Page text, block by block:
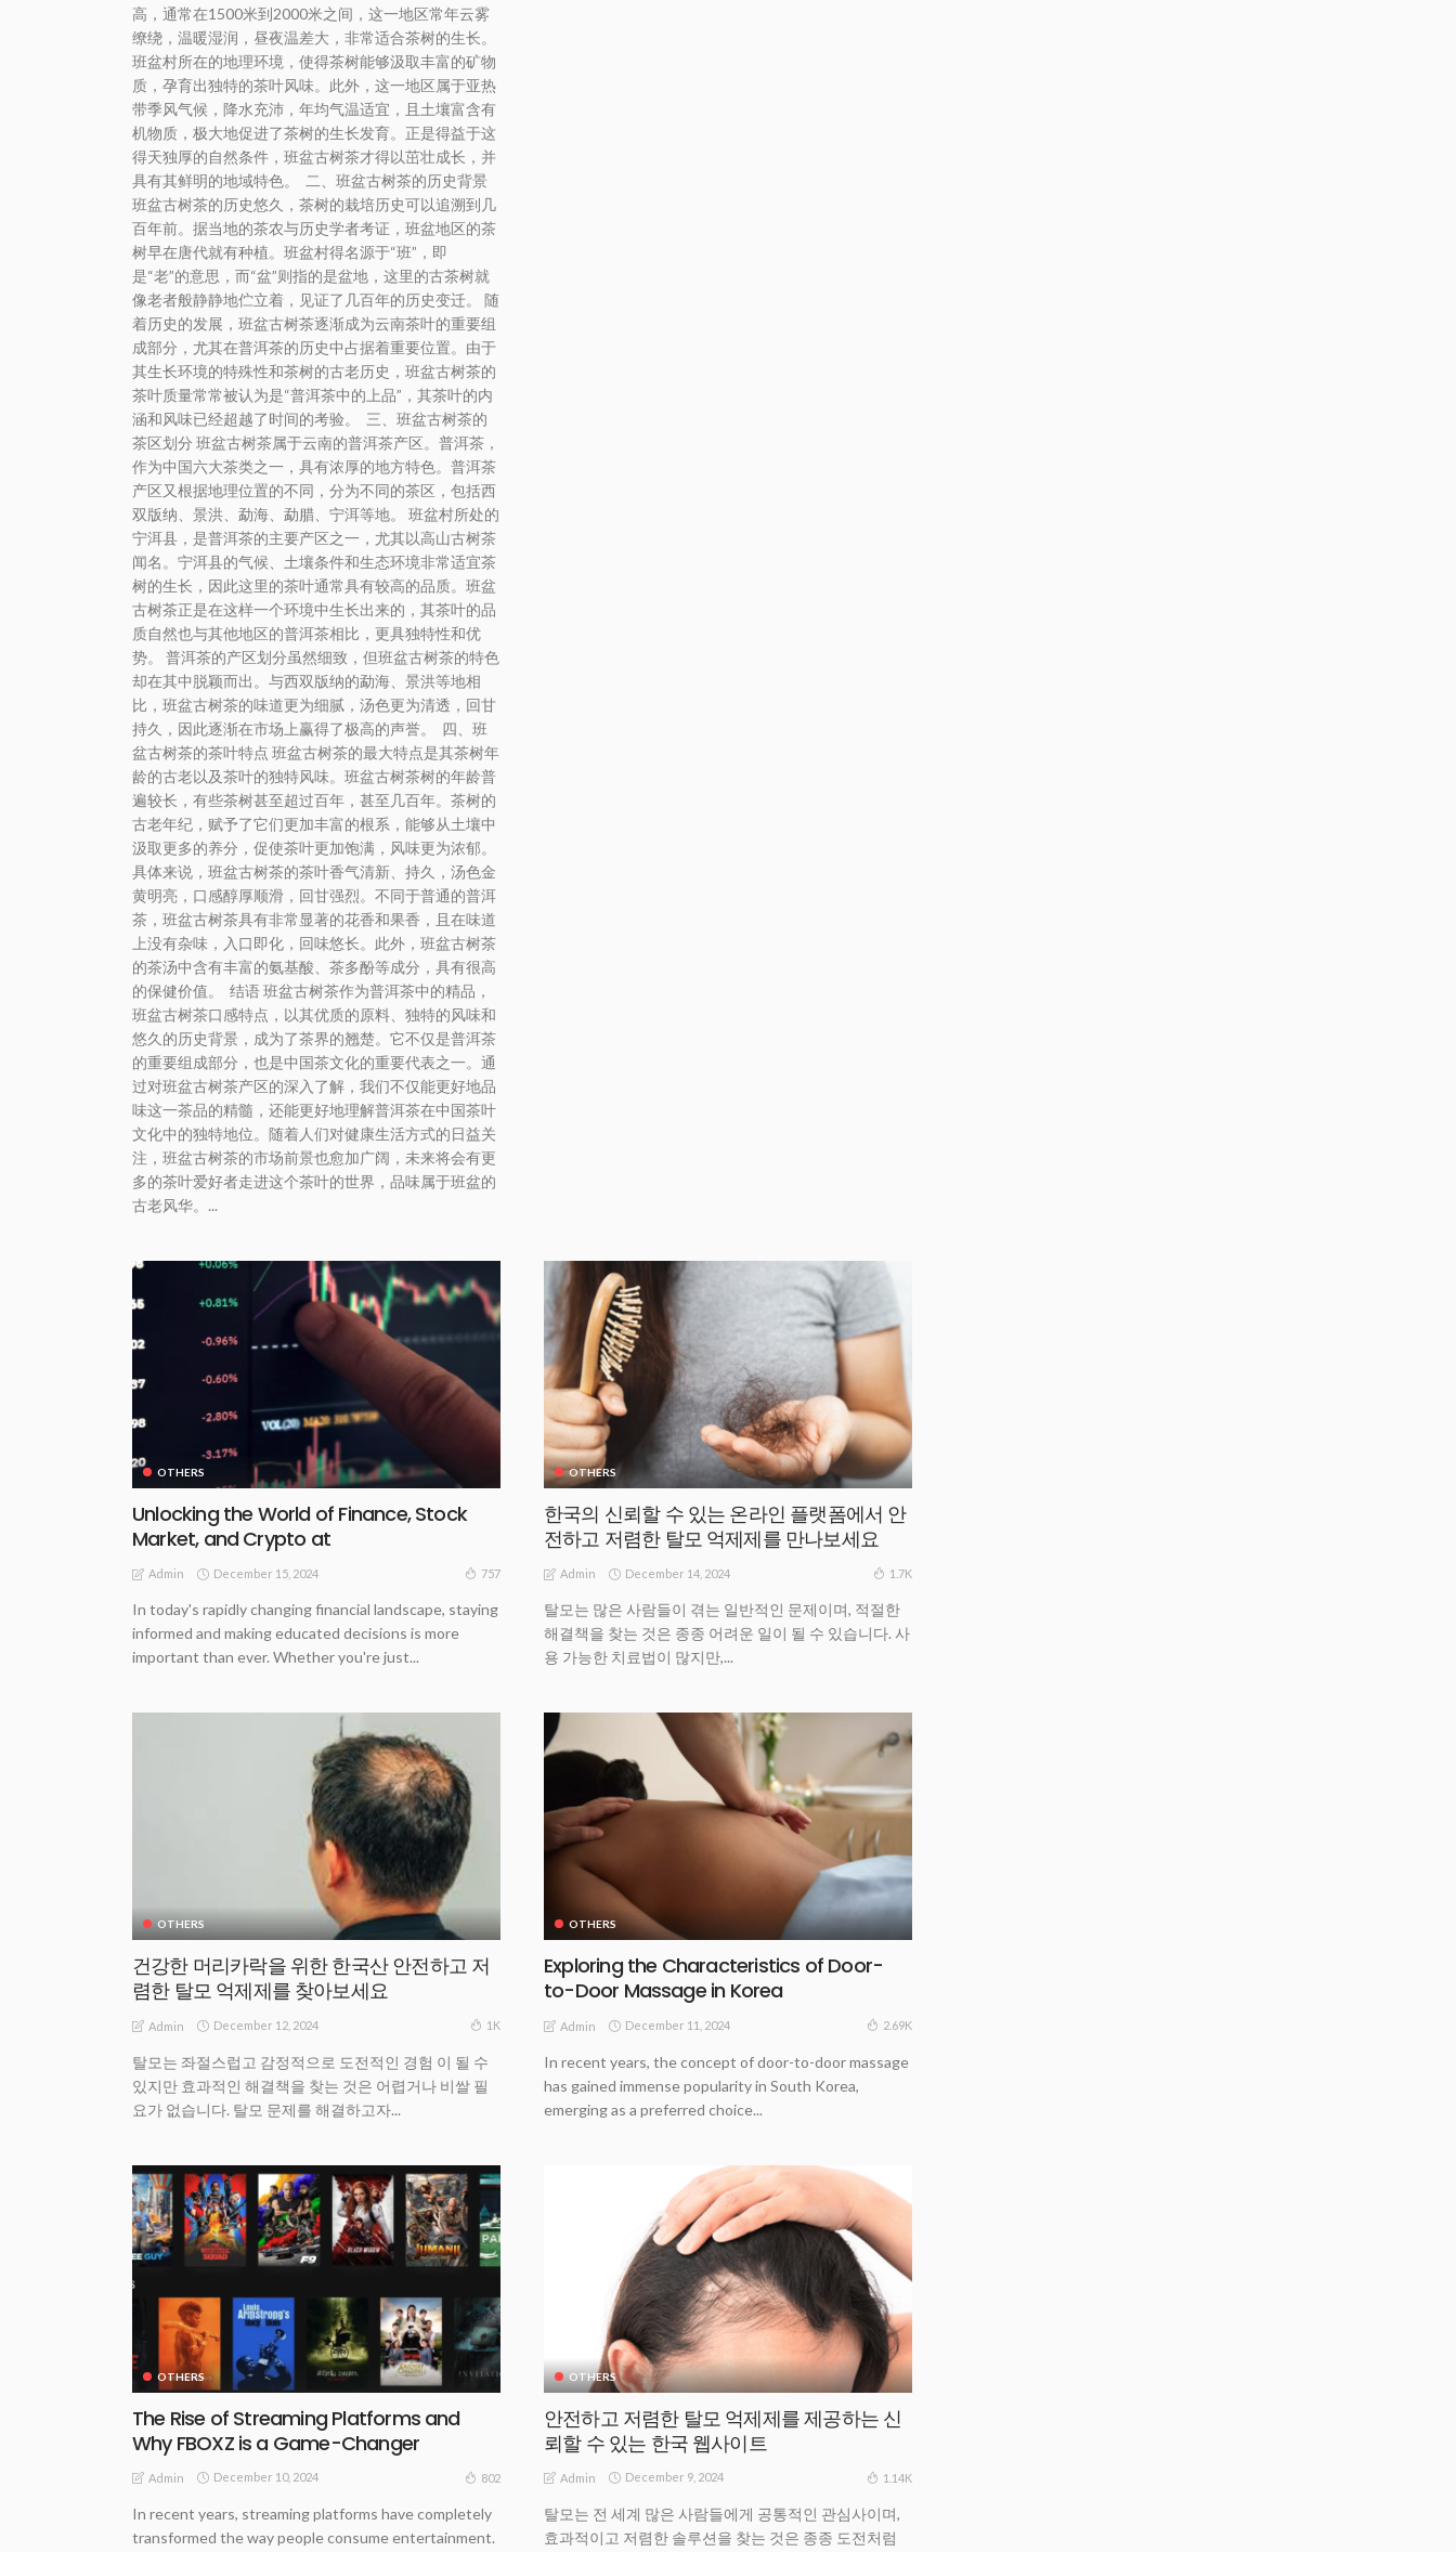
高，通常在1500米到2000米之间，这一地区常年云雾
缭绕，温暖湿润，昼夜温差大，非常适合茶树的生长。
班盆村所在的地理环境，使得茶树能够汲取丰富的矿物
质，孕育出独特的茶叶风味。此外，这一地区属于亚热
带季风气候，降水充沛，年均气温适宜，且土壤富含有
机物质，极大地促进了茶树的生长发育。正是得益于这
得天独厚的自然条件，班盆古树茶才得以茁壮成长，并
具有其鲜明的地域特色。 二、班盆古树茶的历史背景
班盆古树茶的历史悠久，茶树的栽培历史可以追溯到几
百年前。据当地的茶农与历史学者考证，班盆地区的茶
树早在唐代就有种植。班盆村得名源于“班”，即
是“老”的意思，而“盆”则指的是盆地，这里的古茶树就
像老者般静静地伫立着，见证了几百年的历史变迁。 随
着历史的发展，班盆古树茶逐渐成为云南茶叶的重要组
成部分，尤其在普洱茶的历史中占据着重要位置。由于
其生长环境的特殊性和茶树的古老历史，班盆古树茶的
茶叶质量常常被认为是“普洱茶中的上品”，其茶叶的内
涵和风味已经超越了时间的考验。 三、班盆古树茶的
茶区划分 班盆古树茶属于云南的普洱茶产区。普洱茶，
作为中国六大茶类之一，具有浓厚的地方特色。普洱茶
产区又根据地理位置的不同，分为不同的茶区，包括西
双版纳、景洪、勐海、勐腊、宁洱等地。 班盆村所处的
宁洱县，是普洱茶的主要产区之一，尤其以高山古树茶
闻名。宁洱县的气候、土壤条件和生态环境非常适宜茶
树的生长，因此这里的茶叶通常具有较高的品质。班盆
古树茶正是在这样一个环境中生长出来的，其茶叶的品
质自然也与其他地区的普洱茶相比，更具独特性和优
势。 普洱茶的产区划分虽然细致，但班盆古树茶的特色
却在其中脱颖而出。与西双版纳的勐海、景洪等地相
比，班盆古树茶的味道更为细腻，汤色更为清透，回甘
持久，因此逐渐在市场上赢得了极高的声誉。 四、班
盆古树茶的茶叶特点 班盆古树茶的最大特点是其茶树年
龄的古老以及茶叶的独特风味。班盆古树茶树的年龄普
遍较长，有些茶树甚至超过百年，甚至几百年。茶树的
古老年纪，赋予了它们更加丰富的根系，能够从土壤中
汲取更多的养分，促使茶叶更加饱满，风味更为浓郁。
具体来说，班盆古树茶的茶叶香气清新、持久，汤色金
黄明亮，口感醇厚顺滑，回甘强烈。不同于普通的普洱
茶，班盆古树茶具有非常显著的花香和果香，且在味道
上没有杂味，入口即化，回味悠长。此外，班盆古树茶
的茶汤中含有丰富的氨基酸、茶多酚等成分，具有很高
的保健价值。 结语 班盆古树茶作为普洱茶中的精品，
班盆古树茶口感特点，以其优质的原料、独特的风味和
悠久的历史背景，成为了茶界的翘楚。它不仅是普洱茶
的重要组成部分，也是中国茶文化的重要代表之一。通
过对班盆古树茶产区的深入了解，我们不仅能更好地品
味这一茶品的精髓，还能更好地理解普洱茶在中国茶叶
文化中的独特地位。随着人们对健康生活方式的日益关
注，班盆古树茶的市场前景也愈加广阔，未来将会有更
多的茶叶爱好者走进这个茶叶的世界，品味属于班盆的
古老风华。...
OTHERS
Unlocking the World of Finance, Stock
Market, and Crypto at
Admin December 15, 2024 757
In today's rapidly changing financial landscape, staying
informed and making educated decisions is more
important than ever. Whether you're just...
OTHERS
한국의 신뢰할 수 있는 온라인 플랫폼에서 안
전하고 저렴한 탈모 억제제를 만나보세요
Admin December 14, 2024 1.7K
탈모는 많은 사람들이 겪는 일반적인 문제이며, 적절한
해결책을 찾는 것은 종종 어려운 일이 될 수 있습니다. 사
용 가능한 치료법이 많지만,...
OTHERS
건강한 머리카락을 위한 한국산 안전하고 저
렴한 탈모 억제제를 찾아보세요
Admin December 12, 2024 1K
탈모는 좌절스럽고 감정적으로 도전적인 경험 이 될 수
있지만 효과적인 해결책을 찾는 것은 어렵거나 비쌀 필
요가 없습니다. 탈모 문제를 해결하고자...
OTHERS
Exploring the Characteristics of Door-
to-Door Massage in Korea
Admin December 11, 2024 2.69K
In recent years, the concept of door-to-door massage
has gained immense popularity in South Korea,
emerging as a preferred choice...
OTHERS
The Rise of Streaming Platforms and
Why FBOXZ is a Game-Changer
Admin December 10, 2024 802
In recent years, streaming platforms have completely
transformed the way people consume entertainment.
OTHERS
안전하고 저렴한 탈모 억제제를 제공하는 신
뢰할 수 있는 한국 웹사이트
Admin December 9, 2024 1.14K
탈모는 전 세계 많은 사람들에게 공통적인 관심사이며,
효과적이고 저렴한 솔루션을 찾는 것은 종종 도전처럼